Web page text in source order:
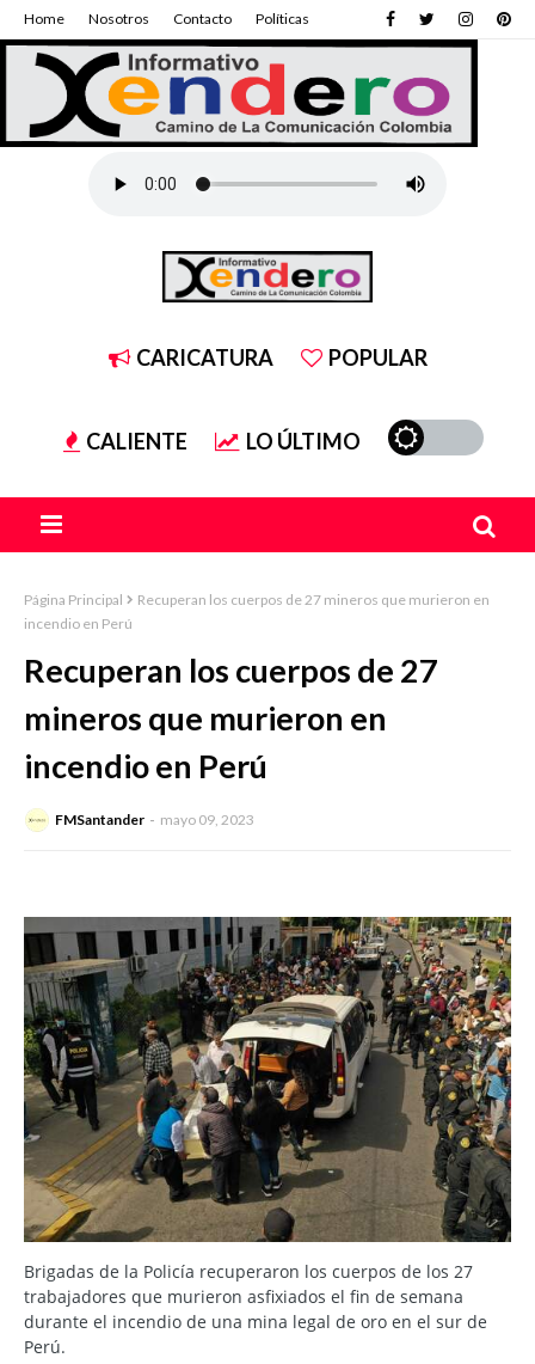
Home Nosotros Contacto Políticas
CARICATURA POPULAR
CALIENTE LO ÚLTIMO
Página Principal
Recuperan los cuerpos de 27 mineros que murieron en
incendio en Perú
Recuperan los cuerpos de 27
mineros que murieron en
incendio en Perú
FMSantander mayo 09, 2023
Brigadas de la Policía recuperaron los cuerpos de los 27
trabajadores que murieron asfixiados el fin de semana
durante el incendio de una mina legal de oro en el sur de
Perú.